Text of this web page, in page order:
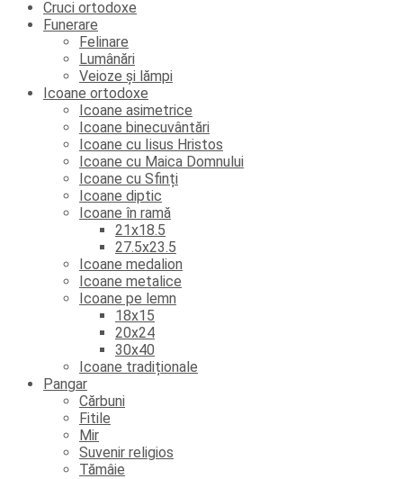
Cruci ortodoxe
Funerare
Felinare
Lumânări
Veioze și lămpi
Icoane ortodoxe
Icoane asimetrice
Icoane binecuvântări
Icoane cu Iisus Hristos
Icoane cu Maica Domnului
Icoane cu Sfinți
Icoane diptic
Icoane în ramă
21x18.5
27.5x23.5
Icoane medalion
Icoane metalice
Icoane pe lemn
18x15
20x24
30x40
Icoane tradiționale
Pangar
Cărbuni
Fitile
Mir
Suvenir religios
Tămâie